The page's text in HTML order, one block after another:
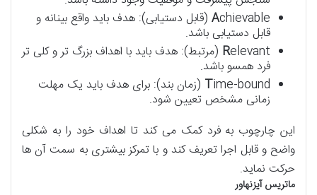
A chievable (قابل دستیابی): هدف باید واقع بینانه و
قابل دستیابی باشد.
R elevant (مرتبط): هدف باید با اهداف بزرگ تر و کلی تر
فرد همسو باشد.
T ime-bound (زمان بند): برای هدف باید یک مهلت
زمانی مشخص تعیین شود.
این چارچوب به فرد کمک می کند تا اهداف خود را به شکلی
واضح و قابل اجرا تعریف کند و با تمرکز بیشتری به سمت آن ها
حرکت نماید.
ماتریس آیزنهاور